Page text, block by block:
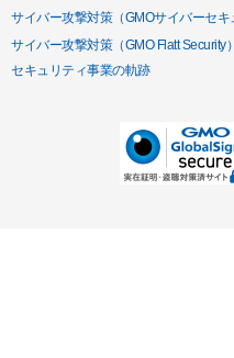
サイバー攻撃対策（GMOサイバーセキ
サイバー攻撃対策（GMO Flatt Security）
セキュリティ事業の軌跡